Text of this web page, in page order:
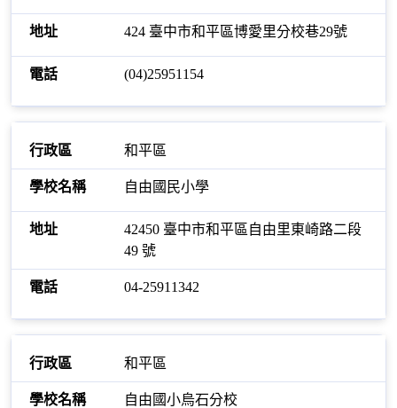
424 臺中市和平區博愛里分校巷29號
(04)25951154
和平區
自由國民小學
42450 臺中市和平區自由里東崎路二段
49 號
04-25911342
和平區
自由國小烏石分校